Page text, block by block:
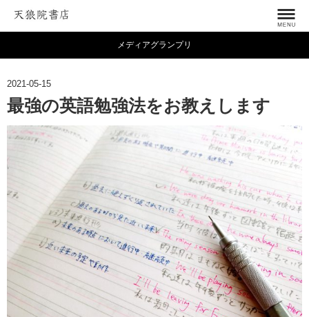
メディアグランプリ
2021-05-15
最強の英語勉強法をお教えします